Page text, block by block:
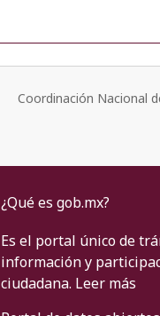
Coordinación Nacional
¿Qué es gob.mx?
Es el portal único de
información y
ciudadana. Leer más